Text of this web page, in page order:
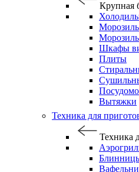
Крупная
Шкафы
Плиты
Вытяжки
Техника для
Техника